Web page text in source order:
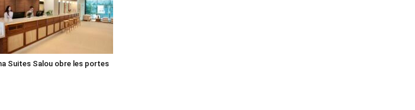
Suites Salou obre les portes